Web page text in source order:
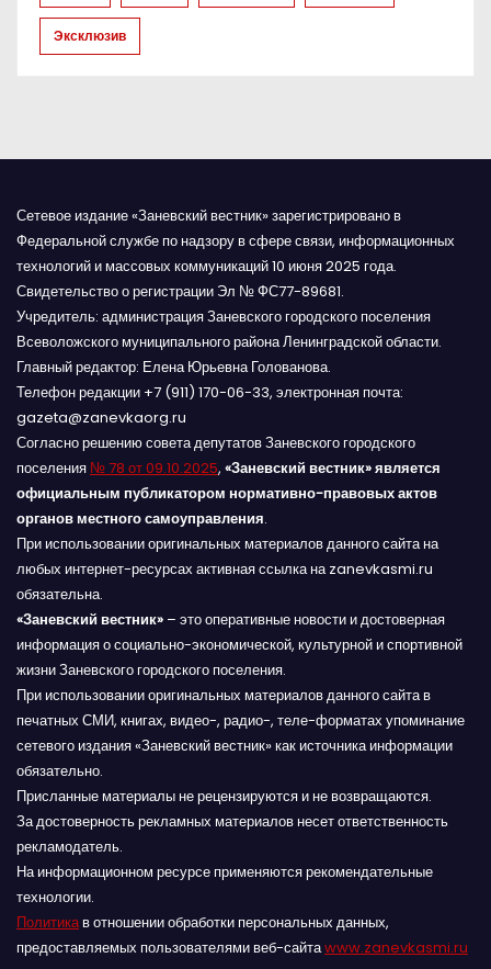
с
я
Эксклюзив
Сетевое издание «Заневский вестник» зарегистрировано в
Федеральной службе по надзору в сфере связи, информационных
технологий и массовых коммуникаций 10 июня 2025 года.
Свидетельство о регистрации Эл № ФС77-89681.
Учредитель: администрация Заневского городского поселения
Всеволожского муниципального района Ленинградской области.
Главный редактор: Елена Юрьевна Голованова.
Телефон редакции +7 (911) 170-06-33, электронная почта:
gazeta@zanevkaorg.ru
Согласно решению совета депутатов Заневского городского
поселения № 78 от 09.10.2025, «Заневский вестник» является
официальным публикатором нормативно-правовых актов
органов местного самоуправления.
При использовании оригинальных материалов данного сайта на
любых интернет-ресурсах активная ссылка на zanevkasmi.ru
обязательна.
«Заневский вестник» – это оперативные новости и достоверная
информация о социально-экономической, культурной и спортивной
жизни Заневского городского поселения.
При использовании оригинальных материалов данного сайта в
печатных СМИ, книгах, видео-, радио-, теле-форматах упоминание
сетевого издания «Заневский вестник» как источника информации
обязательно.
Присланные материалы не рецензируются и не возвращаются.
За достоверность рекламных материалов несет ответственность
рекламодатель.
На информационном ресурсе применяются рекомендательные
технологии.
Политикав отношении обработки персональных данных,
предоставляемых пользователями веб-сайтаwww.zanevkasmi.ru